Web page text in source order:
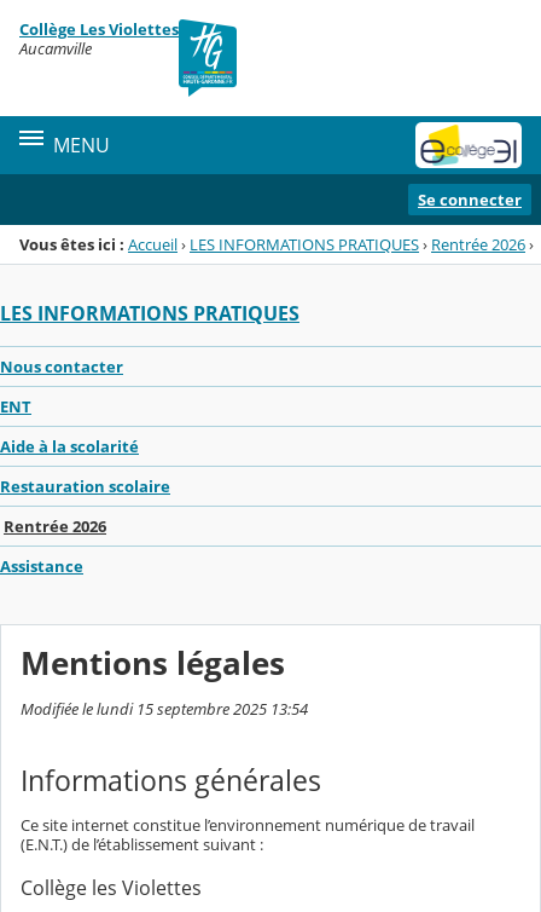
Menu de la rubrique
Contenu
Collège Les Violettes
Aucamville
MENU
Se connecter
Vous êtes ici : Accueil› LES INFORMATIONS PRATIQUES› Rentrée 2026›
LES INFORMATIONS PRATIQUES
Nous contacter
ENT
Aide à la scolarité
Restauration scolaire
Rentrée 2026
Assistance
Mentions légales
Modifiée le lundi 15 septembre 2025 13:54
Informations générales
Ce site internet constitue l’environnement numérique de travail
(E.N.T.) de l’établissement suivant :
Collège les Violettes